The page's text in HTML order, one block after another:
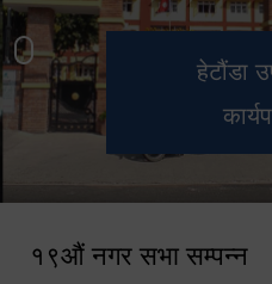
हेटौंडा
१९औं नगर सभा सम्पन्न